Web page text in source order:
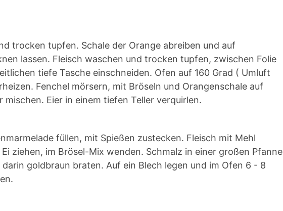
trocken tupfen. Schale der Orange abreiben und auf
lassen. Fleisch waschen und trocken tupfen, zwischen Folie
tiefe Tasche einschneiden. Ofen auf 160 Grad ( Umluft
Fenchel mörsern, mit Bröseln und Orangenschale auf
mischen. Eier in einem tiefen Teller verquirlen.
füllen, mit Spießen zustecken. Fleisch mit Mehl
ziehen, im Brösel-Mix wenden. Schmalz in einer großen Pfanne
goldbraun braten. Auf ein Blech legen und im Ofen 6 - 8